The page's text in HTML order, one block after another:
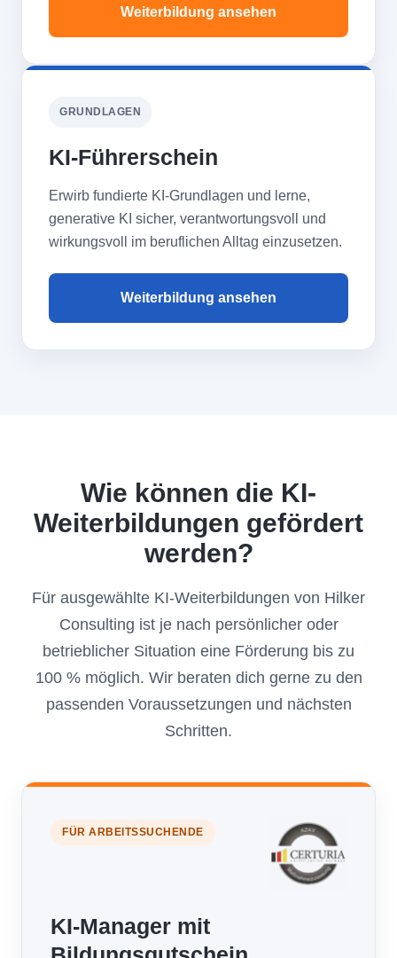
Weiterbildung ansehen
GRUNDLAGEN
KI-Führerschein
Erwirb fundierte KI-Grundlagen und lerne,
generative KI sicher, verantwortungsvoll und
wirkungsvoll im beruflichen Alltag einzusetzen.
Weiterbildung ansehen
Wie können die KI-
Weiterbildungen gefördert
werden?
Für ausgewählte KI-Weiterbildungen von Hilker
Consulting ist je nach persönlicher oder
betrieblicher Situation eine Förderung bis zu
100 % möglich. Wir beraten dich gerne zu den
passenden Voraussetzungen und nächsten
Schritten.
FÜR ARBEITSSUCHENDE
KI-Manager mit